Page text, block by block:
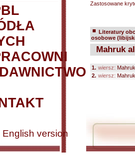
English version
Zastosowane
Literatury
osobowe
Mahruk
1. wiersz:
2. wiersz: